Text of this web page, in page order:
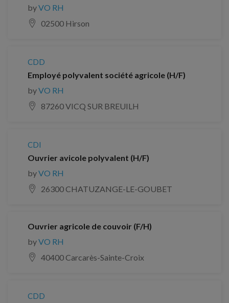
byVO RH
02500 Hirson
CDD
Employé polyvalent société agricole (H/F)
byVO RH
87260 VICQ SUR BREUILH
CDI
Ouvrier avicole polyvalent (H/F)
byVO RH
26300 CHATUZANGE-LE-GOUBET
Ouvrier agricole de couvoir (F/H)
byVO RH
40400 Carcarès-Sainte-Croix
CDD